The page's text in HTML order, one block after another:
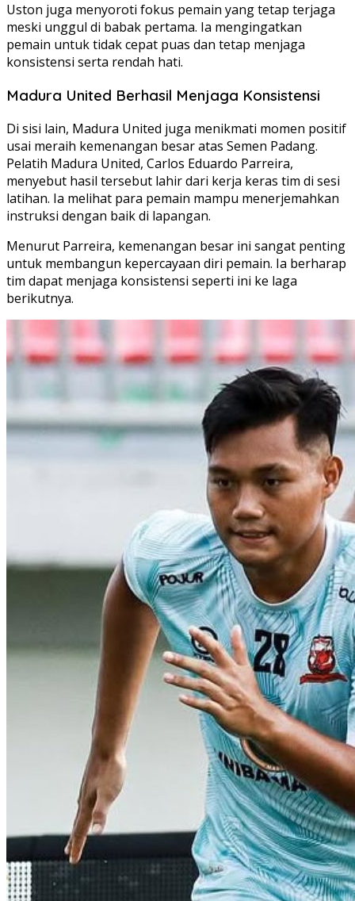
Uston juga menyoroti fokus pemain yang tetap terjaga
meski unggul di babak pertama. Ia mengingatkan
pemain untuk tidak cepat puas dan tetap menjaga
konsistensi serta rendah hati.
Madura United Berhasil Menjaga Konsistensi
Di sisi lain, Madura United juga menikmati momen positif
usai meraih kemenangan besar atas Semen Padang.
Pelatih Madura United, Carlos Eduardo Parreira,
menyebut hasil tersebut lahir dari kerja keras tim di sesi
latihan. Ia melihat para pemain mampu menerjemahkan
instruksi dengan baik di lapangan.
Menurut Parreira, kemenangan besar ini sangat penting
untuk membangun kepercayaan diri pemain. Ia berharap
tim dapat menjaga konsistensi seperti ini ke laga
berikutnya.